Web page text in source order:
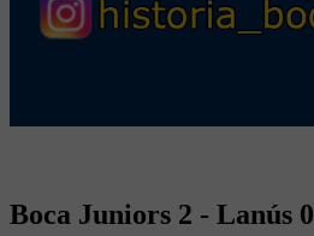
Boca Juniors 2 - Lanús 0